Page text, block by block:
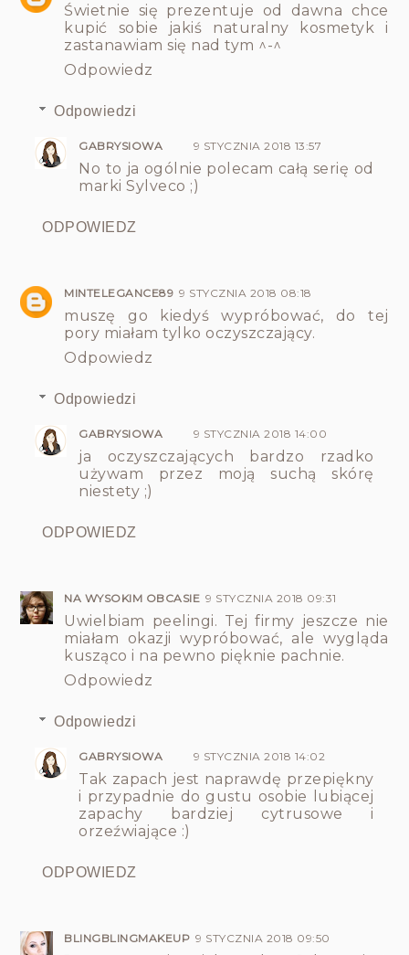
Świetnie się prezentuje od dawna chce
kupić sobie jakiś naturalny kosmetyk i
zastanawiam się nad tym ^-^
Odpowiedz
Odpowiedzi
GABRYSIOWA 9 STYCZNIA 2018 13:57
No to ja ogólnie polecam całą serię od
marki Sylveco ;)
ODPOWIEDZ
MINTELEGANCE89 9 STYCZNIA 2018 08:18
muszę go kiedyś wypróbować, do tej
pory miałam tylko oczyszczający.
Odpowiedz
Odpowiedzi
GABRYSIOWA 9 STYCZNIA 2018 14:00
ja oczyszczających bardzo rzadko
używam przez moją suchą skórę
niestety ;)
ODPOWIEDZ
NA WYSOKIM OBCASIE 9 STYCZNIA 2018 09:31
Uwielbiam peelingi. Tej firmy jeszcze nie
miałam okazji wypróbować, ale wygląda
kusząco i na pewno pięknie pachnie.
Odpowiedz
Odpowiedzi
GABRYSIOWA 9 STYCZNIA 2018 14:02
Tak zapach jest naprawdę przepiękny
i przypadnie do gustu osobie lubiącej
zapachy bardziej cytrusowe i
orzeźwiające :)
ODPOWIEDZ
BLINGBLINGMAKEUP 9 STYCZNIA 2018 09:50